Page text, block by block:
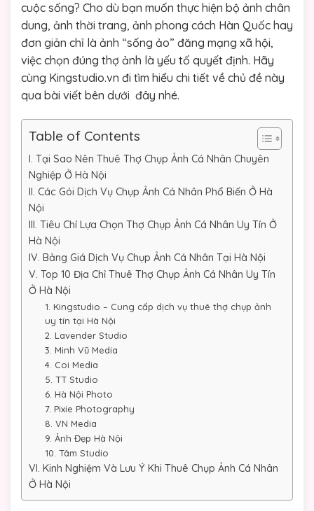
cuộc sống? Cho dù bạn muốn thực hiện bộ ảnh chân
dung, ảnh thời trang, ảnh phong cách Hàn Quốc hay
đơn giản chỉ là ảnh “sống ảo” đăng mạng xã hội,
việc chọn đúng thợ ảnh là yếu tố quyết định. Hãy
cùng Kingstudio.vn đi tìm hiểu chi tiết về chủ đề này
qua bài viết bên dưới đây nhé.
Table of Contents
I. Tại Sao Nên Thuê Thợ Chụp Ảnh Cá Nhân Chuyên
Nghiệp Ở Hà Nội
II. Các Gói Dịch Vụ Chụp Ảnh Cá Nhân Phổ Biến Ở Hà
Nội
III. Tiêu Chí Lựa Chọn Thợ Chụp Ảnh Cá Nhân Uy Tín Ở
Hà Nội
IV. Bảng Giá Dịch Vụ Chụp Ảnh Cá Nhân Tại Hà Nội
V. Top 10 Địa Chỉ Thuê Thợ Chụp Ảnh Cá Nhân Uy Tín
Ở Hà Nội
1. Kingstudio – Cung cấp dịch vụ thuê thợ chụp ảnh
uy tín tại Hà Nội
2. Lavender Studio
3. Minh Vũ Media
4. Coi Media
5. TT Studio
6. Hà Nội Photo
7. Pixie Photography
8. VN Media
9. Ảnh Đẹp Hà Nội
10. Tâm Studio
VI. Kinh Nghiệm Và Lưu Ý Khi Thuê Chụp Ảnh Cá Nhân
Ở Hà Nội